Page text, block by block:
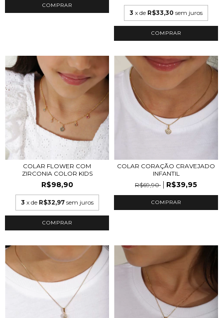
COMPRAR
3 x de R$33,30 sem juros
COMPRAR
COLAR FLOWER COM
ZIRCONIA COLOR KIDS
R$98,90
3 x de R$32,97 sem juros
COLAR CORAÇÃO CRAVEJADO
INFANTIL
R$69,90
R$39,95
COMPRAR